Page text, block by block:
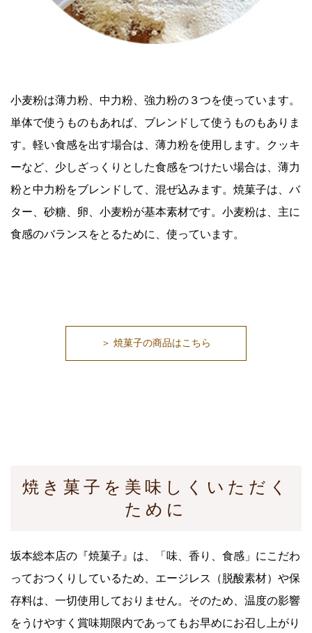
小麦粉は薄力粉、中力粉、強力粉の３つを使っています。
単体で使うものもあれば、ブレンドして使うものもありま
す。軽い食感を出す場合は、薄力粉を使用します。クッキ
ーなど、少しざっくりとした食感をつけたい場合は、薄力
粉と中力粉をブレンドして、混ぜ込みます。焼菓子は、バ
ター、砂糖、卵、小麦粉が基本素材です。小麦粉は、主に
食感のバランスをとるために、使っています。
＞ 焼菓子の商品はこちら
焼き菓子を美味しくいただく
ために
坂本総本店の『焼菓子』は、「味、香り、食感」にこだわ
っておつくりしているため、エージレス（脱酸素材）や保
存料は、一切使用しておりません。そのため、温度の影響
をうけやすく賞味期限内であってもお早めにお召し上がり